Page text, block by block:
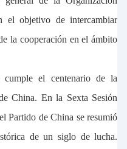
el objetivo de intercambiar
la cooperación en el ámbito
el centenario de la
China. En la Sexta Sesión
Partido de China se resumió
de un siglo de lucha.